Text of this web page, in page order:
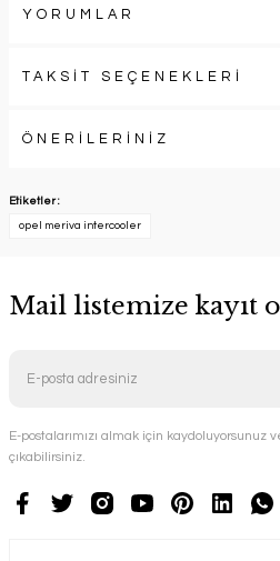
YORUMLAR
TAKSİT SEÇENEKLERİ
ÖNERİLERİNİZ
Etiketler :
opel meriva intercooler
Mail listemize kayıt
E-postalarımızı almak için
çıkabilirsiniz.